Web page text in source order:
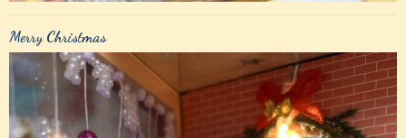
Merry Christmas